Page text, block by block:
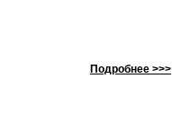
Подробнее >>>